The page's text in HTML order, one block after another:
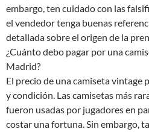
embargo, ten cuidado con las
el vendedor tenga buenas
detallada sobre el origen de la
¿Cuánto debo pagar por una
Madrid?
El precio de una camiseta vintage
y condición. Las camisetas más
fueron usadas por jugadores en
costar una fortuna. Sin embargo,